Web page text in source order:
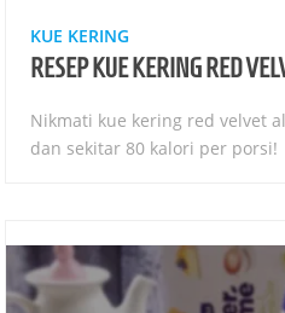
KUE KERING
RESEP KUE KERING RED
Nikmati kue kering red velvet
dan sekitar 80 kalori per porsi!